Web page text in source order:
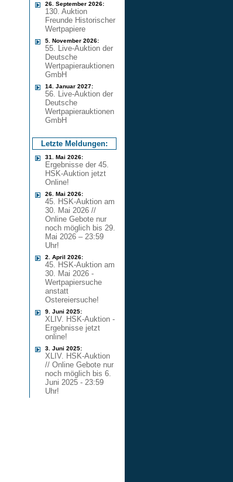
26. September 2026:
130. Auktion
Freunde Historischer
Wertpapiere
5. November 2026:
55. Live-Auktion der
Deutsche
Wertpapierauktionen
GmbH
14. Januar 2027:
56. Live-Auktion der
Deutsche
Wertpapierauktionen
GmbH
Letzte Meldungen:
31. Mai 2026:
Ergebnisse der 45.
HSK-Auktion jetzt
Online!
26. Mai 2026:
45. HSK-Auktion am
30. Mai 2026 //
Online Gebote nur
noch möglich bis 29.
Mai 2026 – 23:59
Uhr!
2. April 2026:
45. HSK-Auktion am
30. Mai 2026 -
Wertpapiersuche
anstatt
Ostereiersuche!
9. Juni 2025:
XLIV. HSK-Auktion -
Ergebnisse jetzt
online!
3. Juni 2025:
XLIV. HSK-Auktion
// Online Gebote nur
noch möglich bis 6.
Juni 2025 - 23:59
Uhr!